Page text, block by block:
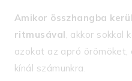
Amikor összhangba
ritmusával , akkor
azokat az apró
kínál számunkra.